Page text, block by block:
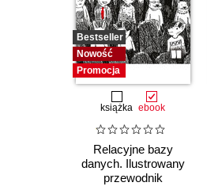
Bestseller
Nowość
Promocja
książka ebook
Relacyjne bazy
danych. Ilustrowany
przewodnik